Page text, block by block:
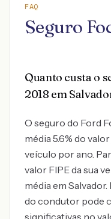
FAQ
Seguro
Quanto custa o
2018 em
O seguro do Ford
média 5.6% do
veículo por ano.
valor FIPE da sua
média em
do condutor pode
significativas no